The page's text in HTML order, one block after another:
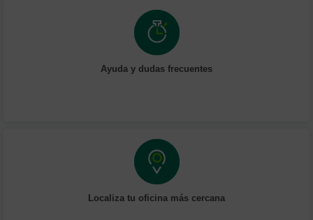
Ayuda y dudas frecuentes
Localiza tu oficina más cercana